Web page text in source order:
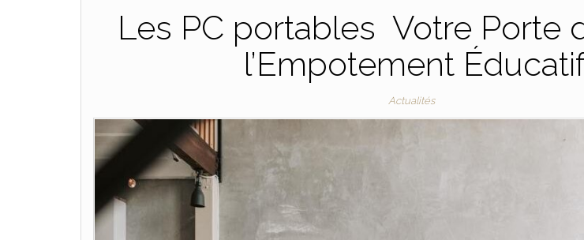
Les PC portables Votre Porte
l’Empotement
Actualités